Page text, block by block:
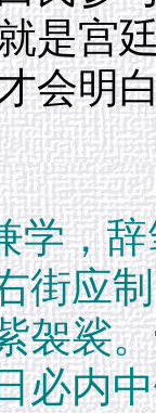
是宫
会明
学，
街应
袈裟
必内